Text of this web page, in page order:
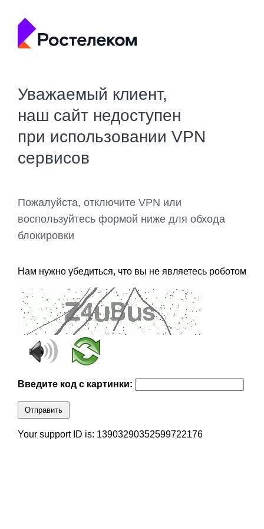
Уважаемый клиент,
наш сайт недоступен
при использовании VPN
сервисов
Пожалуйста, отключите VPN или
воспользуйтесь формой ниже для обхода
блокировки
Нам нужно убедиться, что вы не являетесь роботом
Введите код с картинки:
Отправить
Your support ID is: 13903290352599722176